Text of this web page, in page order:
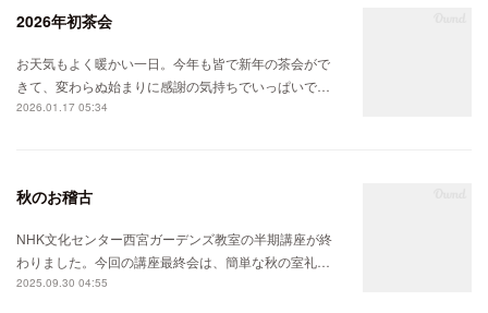
2026年初茶会
お天気もよく暖かい一日。今年も皆で新年の茶会がで
きて、変わらぬ始まりに感謝の気持ちでいっぱいで…
2026.01.17 05:34
秋のお稽古
NHK文化センター西宮ガーデンズ教室の半期講座が終
わりました。今回の講座最終会は、簡単な秋の室礼…
2025.09.30 04:55